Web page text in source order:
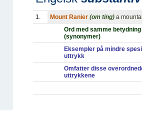
1. Mount Ranier (om ting) a
Ord med samme betydning
(synonymer)
Eksempler på mindre
uttrykk
Omfatter disse
uttrykkene